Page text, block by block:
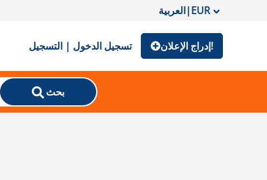
العربية|EUR
تسجيل الدخول | التسجيل إدراج الإعلان!
بحث